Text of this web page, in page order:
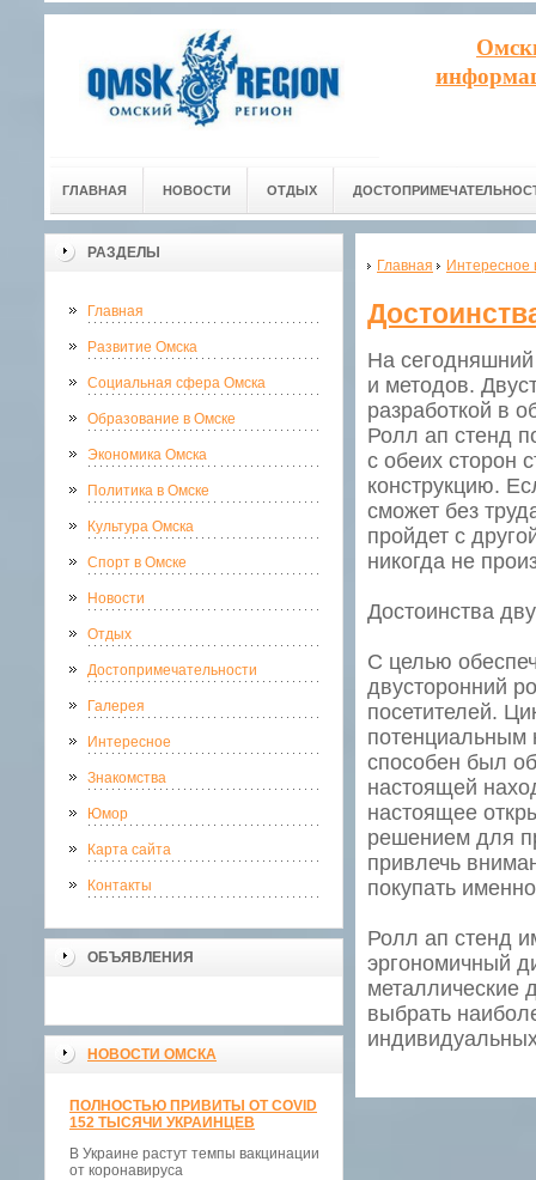
ГЛАВНАЯ НОВОСТИ ОТДЫХ
РАЗДЕЛЫ
Главная
Развитие Омска
Социальная сфера Омска
Образование в Омске
Экономика Омска
Политика в Омске
Культура Омска
Спорт в Омске
Новости
Отдых
Достопримечательности
Галерея
Интересное
Знакомства
Юмор
Карта сайта
Контакты
ОБЪЯВЛЕНИЯ
НОВОСТИ ОМСКА
ПОЛНОСТЬЮ ПРИВИТЫ ОТ COVID
152 ТЫСЯЧИ УКРАИНЦЕВ
В Украине растут темпы вакцинации
от коронавируса
Главная Интересное
На
и методов.
разработкой в
Ролл ап стенд
с обеих сторон
конструкцию.
сможет без
пройдет с
никогда не
Достоинства
С целью
двусторонний
посетителей.
потенциальным
способен был
настоящей
настоящее
решением для
привлечь
покупать
Ролл ап стенд
эргономичный
металлические
выбрать